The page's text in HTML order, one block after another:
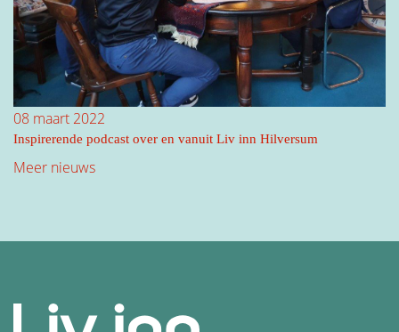
08 maart 2022
Inspirerende podcast over en vanuit Liv inn Hilversum
Meer nieuws